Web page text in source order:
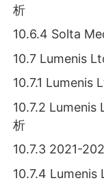
析
10.6.4 Solta
10.7 Lumenis
10.7.1 Lumenis
10.7.2 Lumenis
析
10.7.3 2021-
10.7.4 Lumenis